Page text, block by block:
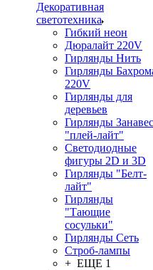
Декоративная
светотехника
Гибкий неон
Дюралайт 220V
Гирлянды Нить
Гирлянды
220V
Гирлянды для
деревьев
Гирлянды Занавес
"плей-лайт"
Светодиодные
фигуры 2D и 3D
Гирлянды "Белт-
лайт"
Гирлянды
"Тающие
сосульки"
Гирлянды Сеть
Строб-лампы
+ ЕЩЕ 1